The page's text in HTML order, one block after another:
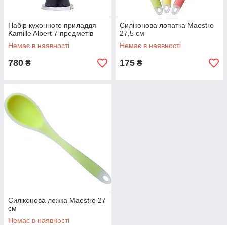
Набір кухонного приладдя
Kamille Albert 7 предметів
Немає в наявності
780 ₴
Силіконова лопатка Maestro
27,5 см
Немає в наявності
175 ₴
Силіконова ложка Maestro 27
см
Немає в наявності